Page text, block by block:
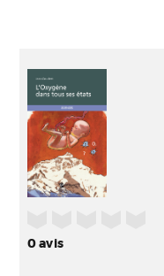
0avis